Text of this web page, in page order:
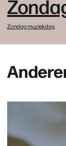
Zondag muziekdag